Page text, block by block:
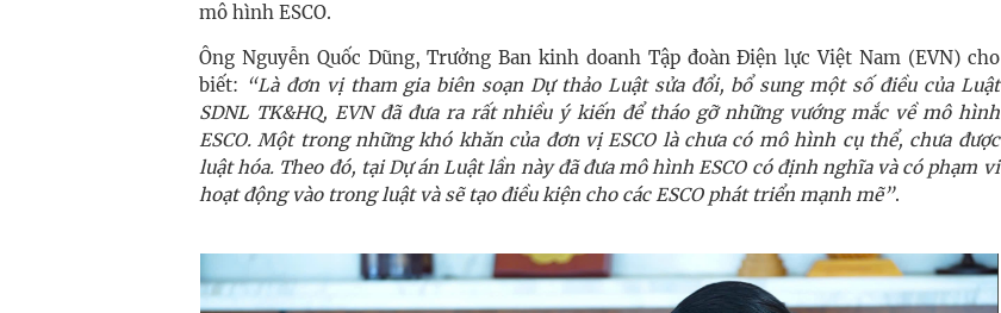
mô hình ESCO.
Ông Nguyễn Quốc Dũng, Trưởng Ban kinh doanh Tập đoàn Điện lực Việt Nam (EVN) cho
biết: “Là đơn vị tham gia biên soạn Dự thảo Luật sửa đổi, bổ sung một số điều của Luật
SDNL TK&HQ, EVN đã đưa ra rất nhiều ý kiến để tháo gỡ những vướng mắc về mô hình
ESCO. Một trong những khó khăn của đơn vị ESCO là chưa có mô hình cụ thể, chưa được
luật hóa. Theo đó, tại Dự án Luật lần này đã đưa mô hình ESCO có định nghĩa và có phạm vi
hoạt động vào trong luật và sẽ tạo điều kiện cho các ESCO phát triển mạnh mẽ”.